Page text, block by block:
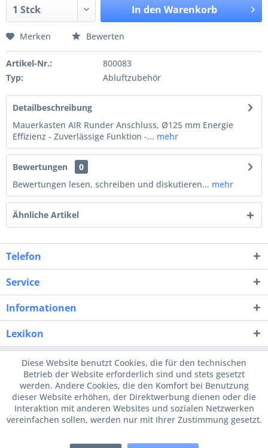
In den Warenkorb
Merken Bewerten
Artikel-Nr.:
800083
Typ:
Abluftzubehör
Detailbeschreibung
Mauerkasten AIR Runder Anschluss, Ø125 mm Energie
Effizienz - Zuverlässige Funktion -... mehr
Bewertungen
0
Bewertungen lesen, schreiben und diskutieren... mehr
Ähnliche Artikel
Telefon
Service
Informationen
Lexikon
Diese Website benutzt Cookies, die für den technischen
Betrieb der Website erforderlich sind und stets gesetzt
werden. Andere Cookies, die den Komfort bei Benutzung
dieser Website erhöhen, der Direktwerbung dienen oder die
Interaktion mit anderen Websites und sozialen Netzwerken
vereinfachen sollen, werden nur mit Ihrer Zustimmung gesetzt.